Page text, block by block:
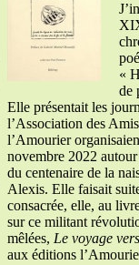
«
de
Elle présentait les
l’Association des
l’Amourier
novembre 2022
du centenaire de la
Alexis. Elle faisait
consacrée, elle, au
sur ce militant
mêlées, Le voyage
aux éditions